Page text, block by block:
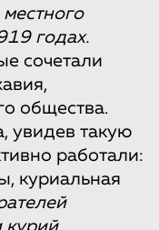
годах.
сочетали
общества.
увидев такую
работали:
куриальная
курий